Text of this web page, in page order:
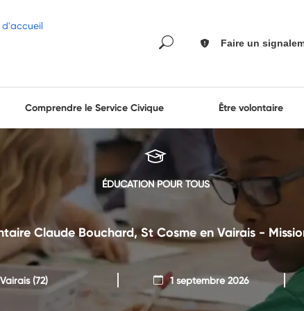
Faire un
Comprendre le Service Civique Être volontaire
ÉDUCATION POUR TOUS
Claude Bouchard, St Cosme en Vairais -
(72) 1 septembre 2026